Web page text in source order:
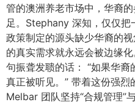
管的澳洲养老市场中，华裔
足。Stephany 深知，仅仅把
政策制定的源头缺少华裔的
的真实需求就永远会被边缘
句振聋发聩的话： “如果华
真正被听见。” 带着这份强
Melbar 团队坚持“合规管理”